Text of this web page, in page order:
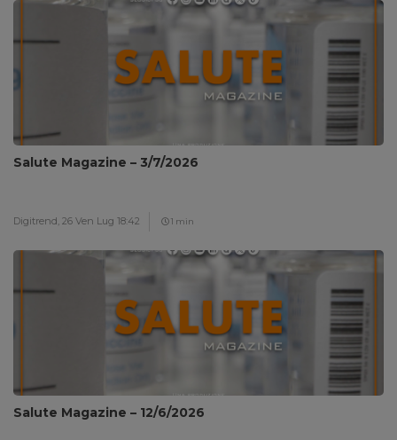
Salute Magazine – 3/7/2026
Digitrend, 26 Ven Lug 18:42 1 min
Salute Magazine – 12/6/2026